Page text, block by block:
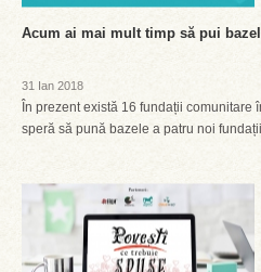
Acum ai mai mult timp să pui
31 Ian 2018
În prezent există 16 fundații comunitare
speră să pună bazele a patru noi